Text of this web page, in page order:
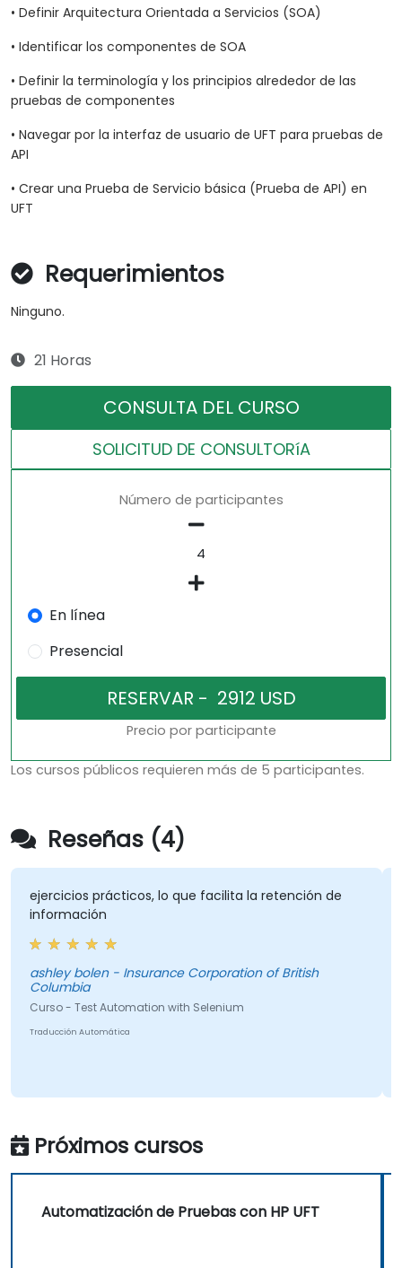
• Definir Arquitectura Orientada a Servicios (SOA)
• Identificar los componentes de SOA
• Definir la terminología y los principios alrededor de las
pruebas de componentes
• Navegar por la interfaz de usuario de UFT para pruebas de
API
• Crear una Prueba de Servicio básica (Prueba de API) en
UFT
Requerimientos
Ninguno.
21 Horas
CONSULTA DEL CURSO
SOLICITUD DE CONSULTORíA
Número de participantes
En línea
Presencial
Precio por participante
Los cursos públicos requieren más de 5 participantes.
Reseñas (4)
prácticos, lo que facilita la retención de
bolen - Insurance Corporation of British
- Test Automation with Selenium
Automática
Próximos cursos
Automatización de Pruebas con HP UFT